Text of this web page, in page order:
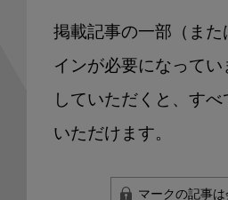
掲載記事の一部（また
インが必要になって
していただくと、す
いただけます。
マークの記事は